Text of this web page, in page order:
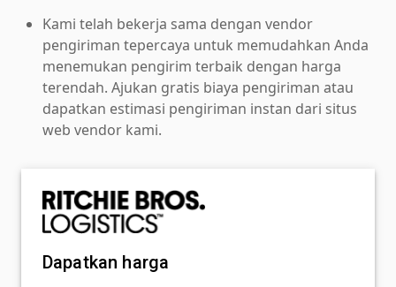
Kami telah bekerja sama dengan vendor
pengiriman tepercaya untuk memudahkan Anda
menemukan pengirim terbaik dengan harga
terendah. Ajukan gratis biaya pengiriman atau
dapatkan estimasi pengiriman instan dari situs
web vendor kami.
Dapatkan harga